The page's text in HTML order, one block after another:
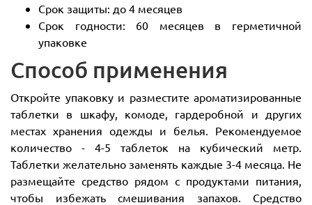
Срок защиты: до 4 месяцев
Срок годности: 60 месяцев в герметичной
упаковке
Способ применения
Откройте упаковку и разместите ароматизированные
таблетки в шкафу, комоде, гардеробной и других
местах хранения одежды и белья. Рекомендуемое
количество - 4-5 таблеток на кубический метр.
Таблетки желательно заменять каждые 3-4 месяца. Не
размещайте средство рядом с продуктами питания,
чтобы избежать смешивания запахов. Средство